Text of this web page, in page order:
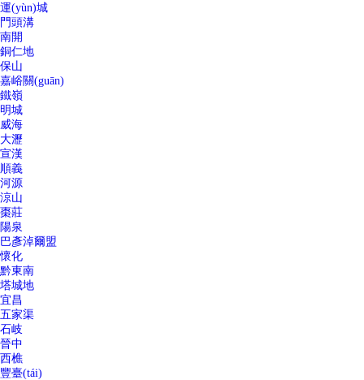
運(yùn)城
門頭溝
南開
銅仁地
保山
嘉峪關(guān)
鐵嶺
明城
威海
大瀝
宣漢
順義
河源
涼山
棗莊
陽泉
巴彥淖爾盟
懷化
黔東南
塔城地
宜昌
五家渠
石岐
晉中
西樵
豐臺(tái)